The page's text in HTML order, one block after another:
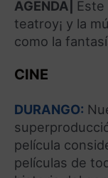
AGENDA|
teatroy¡ y la
como la
CINE
DURANGO:
película
películas de